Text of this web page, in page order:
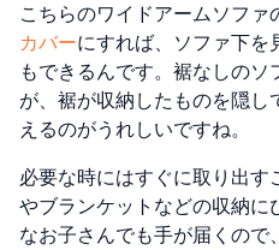
こちらのワイドアームソファ
カバーにすれば、ソファ下を
もできるんです。裾なしの
が、裾が収納したものを隠し
えるのがうれしいですね。
必要な時にはすぐに取り出す
やブランケットなどの収納に
なお子さんでも手が届くので